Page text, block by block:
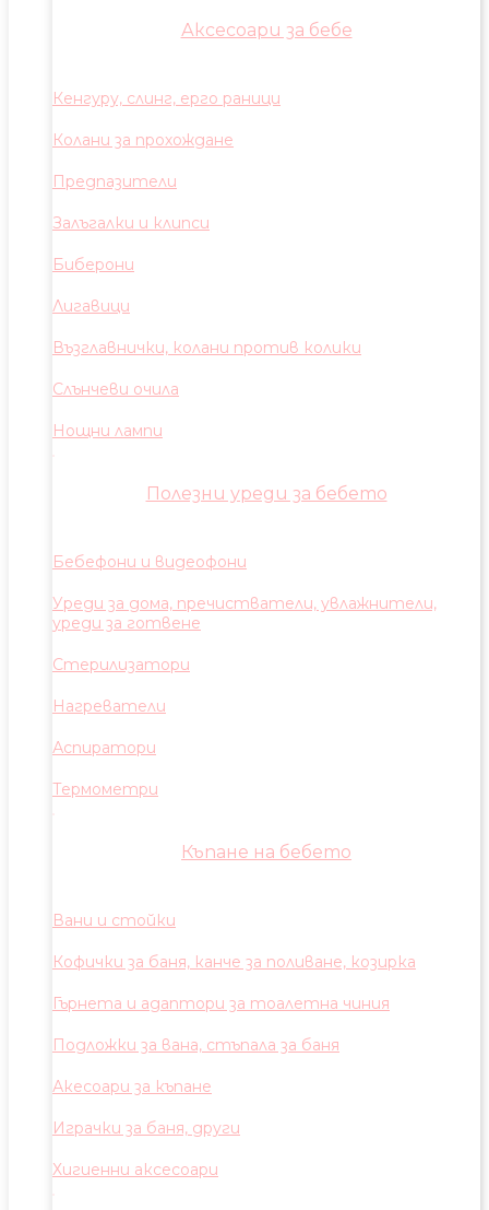
Аксесоари за бебе
Кенгуру, слинг, ерго раници
Колани за прохождане
Предпазители
Залъгалки и клипси
Биберони
Лигавици
Възглавнички, колани против колики
Слънчеви очила
Нощни лампи
Полезни уреди за бебето
Бебефони и видеофони
Уреди за дома, пречистватели, увлажнители,
уреди за готвене
Стерилизатори
Нагреватели
Аспиратори
Термометри
Къпане на бебето
Вани и стойки
Кофички за баня, канче за поливане, козирка
Гърнета и адаптори за тоалетна чиния
Подложки за вана, стъпала за баня
Акесоари за къпане
Играчки за баня, други
Хигиенни аксесоари